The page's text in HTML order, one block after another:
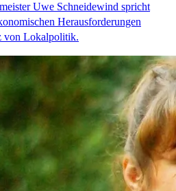
Uwe Schneidewind spricht
Herausforderungen
von Lokalpolitik.